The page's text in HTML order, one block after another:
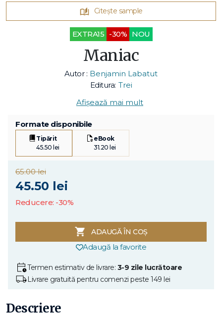
Citește sample
EXTRA15 -30% NOU
Maniac
Autor : Benjamin Labatut
Editura: Trei
Afișează mai mult
Formate disponibile
Tipărit
45.50 lei
eBook
31.20 lei
65.00 lei
45.50 lei
Reducere: -30%
ADAUGĂ ÎN COȘ
Adaugă la favorite
Termen estimativ de livrare: 3-9 zile lucrătoare
Livrare gratuită pentru comenzi peste 149 lei
Descriere